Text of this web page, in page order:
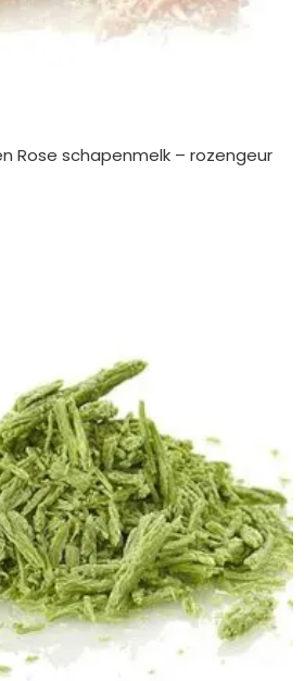
Rose schapenmelk – rozengeur